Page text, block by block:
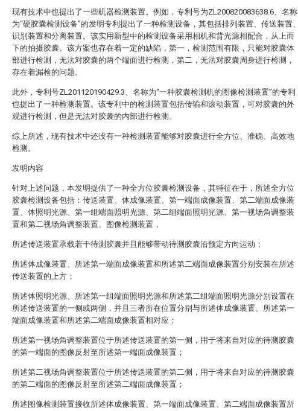
现有技术中也提出了一些机器检测装置。例如，专利号为ZL200820083638.6、名称
为“硬胶囊检测设备”的发明专利提出了一种检测设备，其包括排列装置、传送装置、
识别装置和分离装置。该实用新型中的检测设备采用相机和背光源相配合，从上而
下的拍摄胶囊。该方案也存在着一定的缺陷，第一，检测范围有限，只能对胶囊体
部进行检测，无法对胶囊的两个端面进行检测，第二，无法对胶囊周身进行检测，
存在着漏检的问题。
此外，专利号ZL201120190429.3、名称为“一种胶囊检测机的图像检测装置”的专利
也提出了一种检测装置。该专利中的检测装置包括传输和滚动装置，可对胶囊的外
观进行检测，但是无法对胶囊的内部进行检测。
综上所述，现有技术中还没有一种检测装置能够对胶囊进行全方位、准确、高效地
检测。
发明内容
针对上述问题，本发明提供了一种全方位胶囊检测设备，其特征在于，所述全方位
胶囊检测设备包括：传送装置、体成像装置、第一端面成像装置、第二端面成像装
置、体照明光源、第一组端面照明光源、第二组端面照明光源、第一视场角调整装
置和第二视场角调整装置、图像检测装置，
所述传送装置承载若干待测胶囊并且能够带动待测胶囊沿预定方向运动；
所述体成像装置、所述第一端面成像装置和所述第二端面成像装置分别安装在所述
传送装置的上方；
所述体照明光源、所述第一组端面照明光源和所述第二组端面照明光源分别设置在
所述传送装置的一侧或两侧，并且三者所在位置分别与所述体成像装置、所述第一
端面成像装置和所述第二端面成像装置相对应；
所述第一视场角调整装置位于所述传送装置的第一侧，用于将来自对应的待测胶囊
的第一端面的图像反射至所述第一端面成像装置；
所述第二视场角调整装置位于所述传送装置的第二侧，用于将来自对应的待测胶囊
的第二端面的图像反射至所述第二端面成像装置；
所述图像检测装置接收所述体成像装置、第一端面成像装置、第二端面成像装置所